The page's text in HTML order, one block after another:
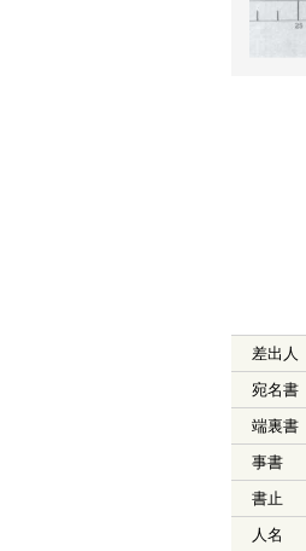
差出人
宛名書
端裏書
事書
書止
人名